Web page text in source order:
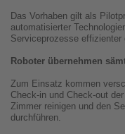
Das Vorhaben gilt als
automatisierter
Serviceprozesse effizienter
Roboter übernehmen
Zum Einsatz kommen
Check-in und Check-out
Zimmer reinigen und den
durchführen.